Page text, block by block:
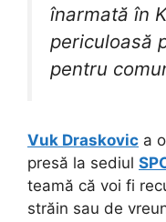
înarmată în
periculoasă
pentru
Vuk Draskovic a
presă la sediul
teamă că voi fi
străin sau de